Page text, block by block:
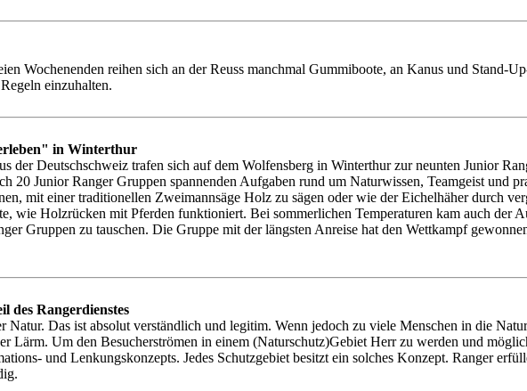
Wochenenden reihen sich an der Reuss manchmal Gummiboote, an Kanus und Stand-
einzuhalten.
in Winterthur
der Deutschschweiz trafen sich auf dem Wolfensberg in Winterthur zur neunten Junior
20 Junior Ranger Gruppen spannenden Aufgaben rund um Naturwissen, Teamgeist und
mit einer traditionellen Zweimannsäge Holz zu sägen oder wie der Eichelhäher durch
wie Holzrücken mit Pferden funktioniert. Bei sommerlichen Temperaturen kam auch der
Gruppen zu tauschen. Die Gruppe mit der längsten Anreise hat den Wettkampf
des Rangerdienstes
Natur. Das ist absolut verständlich und legitim. Wenn jedoch zu viele Menschen in die
Lärm. Um den Besucherströmen in einem (Naturschutz)Gebiet Herr zu werden und
und Lenkungskonzepts. Jedes Schutzgebiet besitzt ein solches Konzept. Ranger